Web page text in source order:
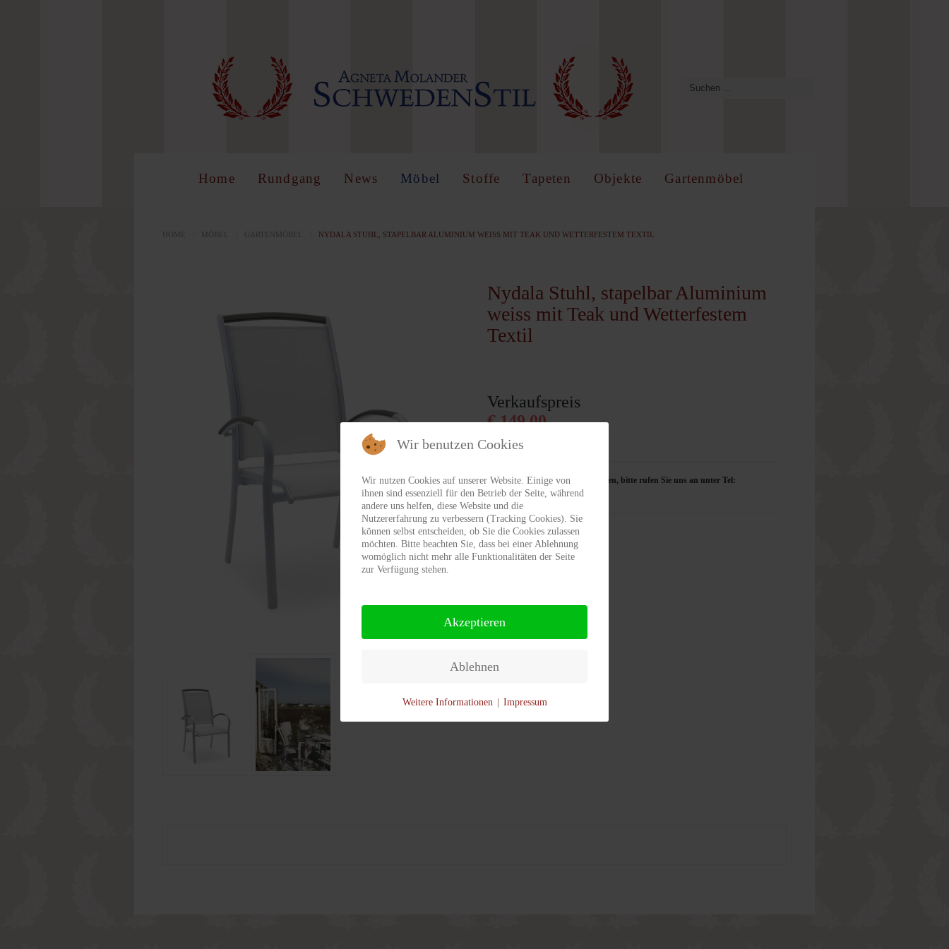
Home Rundgang News Möbel Stoffe Tapeten Objekte Gartenmöbel
HOME MÖBEL GARTENMÖBEL NYDALA STUHL, STAPELBAR ALUMINIUM WEISS MIT TEAK UND WETTERFESTEM TEXTIL
Nydala Stuhl, stapelbar Aluminium
weiss mit Teak und Wetterfestem
Textil
Verkaufspreis
€ 149,00
Sie können dieses Produkt bestellen, bitte rufen Sie uns an unter Tel:
040 - 830 29 60
LOG IN
Wir benutzen Cookies
Wir nutzen Cookies auf unserer Website. Einige von
ihnen sind essenziell für den Betrieb der Seite, während
andere uns helfen, diese Website und die
Nutzererfahrung zu verbessern (Tracking Cookies). Sie
können selbst entscheiden, ob Sie die Cookies zulassen
möchten. Bitte beachten Sie, dass bei einer Ablehnung
womöglich nicht mehr alle Funktionalitäten der Seite
zur Verfügung stehen.
Akzeptieren
Ablehnen
Weitere Informationen | Impressum